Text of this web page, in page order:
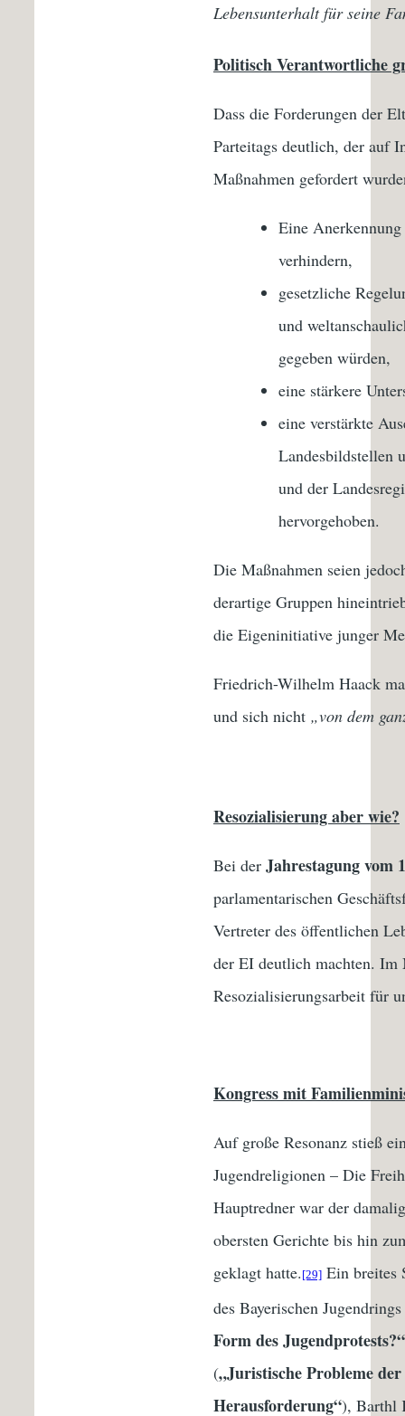
Lebensunterhalt für seine
Politisch Verantwortliche
Dass die Forderungen der
Parteitags deutlich, der auf
Maßnahmen gefordert
Eine
verhindern,
gesetzliche
und
gegeben würden,
eine stärkere
eine verstärkte
Landesbildstellen
und der
hervorgehoben.
Die Maßnahmen seien
derartige Gruppen
die Eigeninitiative junger
Friedrich-Wilhelm Haack
und sich nicht „von dem
Resozialisierung aber wie?
Bei der Jahrestagung vom
parlamentarischen
Vertreter des öffentlichen
der EI deutlich machten. Im
Resozialisierungsarbeit für
Kongress mit
Auf große Resonanz stieß
Jugendreligionen – Die
Hauptredner war der
obersten Gerichte bis hin
geklagt hatte. [29] Ein breites
des Bayerischen
Form des Jugendprotests?“
(„Juristische Probleme
Herausforderung“), Barthl